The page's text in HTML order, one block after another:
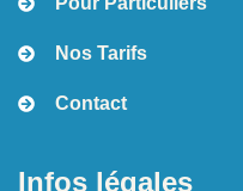
Nos Tarifs
Contact
Infos légales